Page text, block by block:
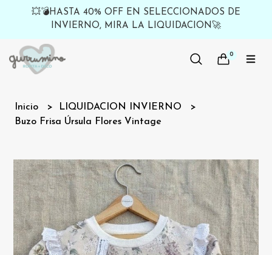
💥💣HASTA 40% OFF EN SELECCIONADOS DE
INVIERNO, MIRA LA LIQUIDACION🚀
0
Inicio
LIQUIDACION INVIERNO
Buzo Frisa Úrsula Flores Vintage